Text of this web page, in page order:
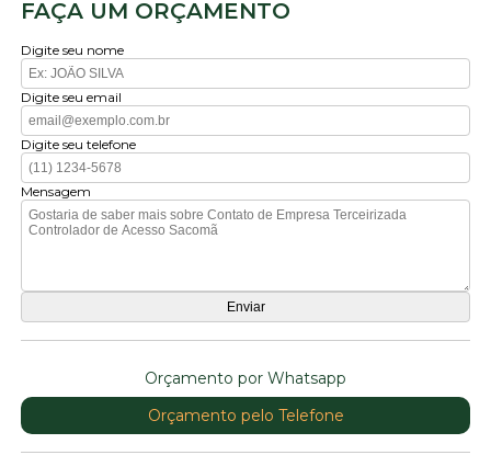
FAÇA UM ORÇAMENTO
Digite seu nome
Digite seu email
Digite seu telefone
Mensagem
Orçamento por Whatsapp
Orçamento pelo Telefone